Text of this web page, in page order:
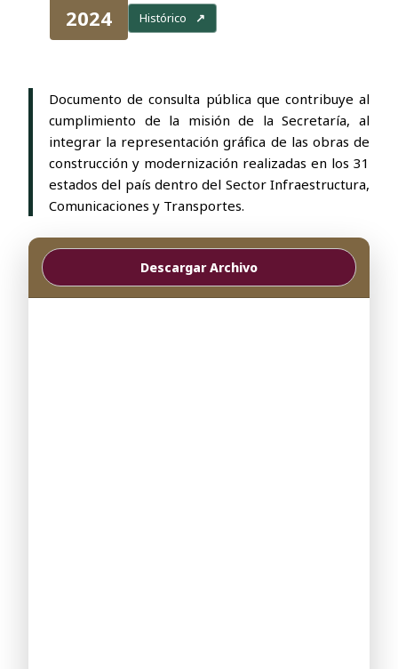
2024 Histórico ↗
Documento de consulta pública que contribuye al
cumplimiento de la misión de la Secretaría, al
integrar la representación gráfica de las obras de
construcción y modernización realizadas en los 31
estados del país dentro del Sector Infraestructura,
Comunicaciones y Transportes.
Descargar Archivo